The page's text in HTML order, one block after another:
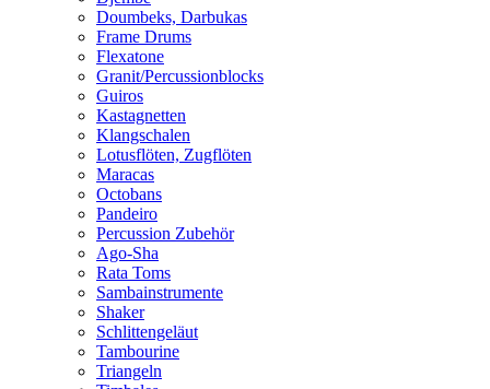
Doumbeks, Darbukas
Frame Drums
Flexatone
Granit/Percussionblocks
Guiros
Kastagnetten
Klangschalen
Lotusflöten, Zugflöten
Maracas
Octobans
Pandeiro
Percussion Zubehör
Ago-Sha
Rata Toms
Sambainstrumente
Shaker
Schlittengeläut
Tambourine
Triangeln